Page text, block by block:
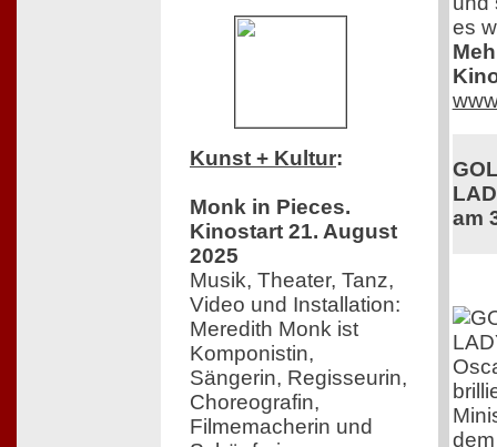
Kunst + Kultur:
Monk in Pieces.
Kinostart 21. August
2025
Musik, Theater, Tanz,
Video und Installation:
Meredith Monk ist
Komponistin,
Sängerin, Regisseurin,
Choreografin,
Filmemacherin und
es
am